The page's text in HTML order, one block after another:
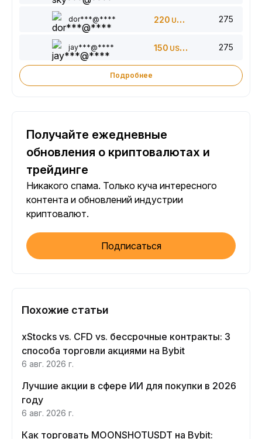
dor***@**** 220 USDT 275
jay***@**** 150 USDT 275
Подробнее
Получайте ежедневные
обновления о криптовалютах и
трейдинге
Никакого спама. Только куча интересного
контента и обновлений индустрии
криптовалют.
Подписаться
Похожие статьи
xStocks vs. CFD vs. бессрочные контракты: 3
способа торговли акциями на Bybit
6 авг. 2026 г.
Лучшие акции в сфере ИИ для покупки в 2026
году
6 авг. 2026 г.
Как торговать MOONSHOTUSDT на Bybit: